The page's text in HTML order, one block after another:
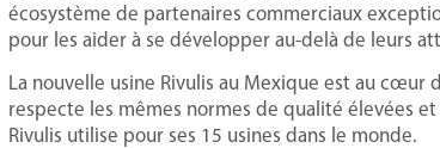
écosystème de partenaires commerciaux
pour les aider à se développer au-delà de leurs
La nouvelle usine Rivulis au Mexique est au
respecte les mêmes normes de qualité élevées
Rivulis utilise pour ses 15 usines dans le monde.